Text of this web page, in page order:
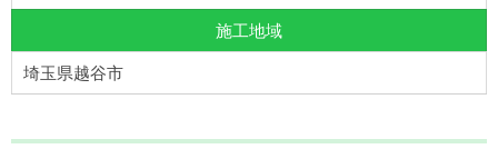
施工地域
埼玉県越谷市